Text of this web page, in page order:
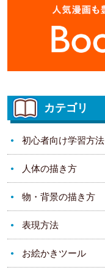
カテゴリ
初心者向け学習方法
人体の描き方
物・背景の描き方
表現方法
お絵かきツール